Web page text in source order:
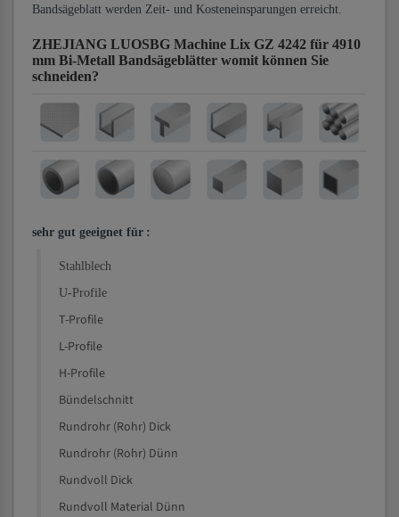
Bandsägeblatt werden Zeit- und Kosteneinsparungen erreicht.
ZHEJIANG LUOSBG Machine Lix GZ 4242 für 4910
mm Bi-Metall Bandsägeblätter womit können Sie
schneiden?
sehr gut geeignet für :
Stahlblech
U-Profile
T-Profile
L-Profile
H-Profile
Bündelschnitt
Rundrohr (Rohr) Dick
Rundrohr (Rohr) Dünn
Rundvoll Dick
Rundvoll Material Dünn